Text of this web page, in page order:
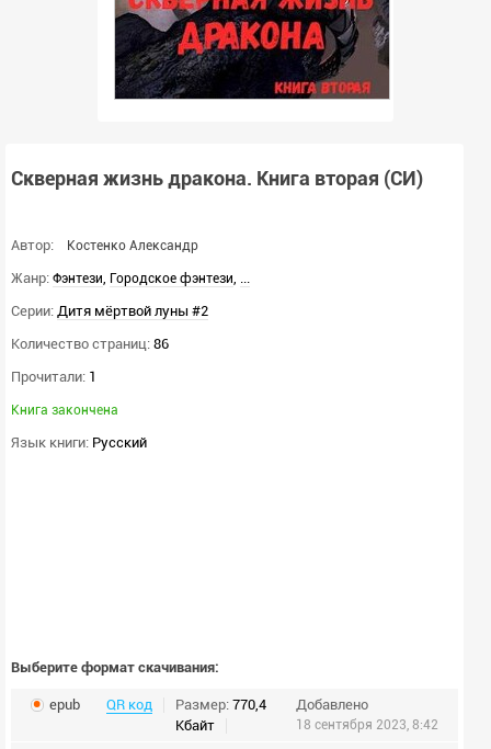
Скверная жизнь дракона. Книга вторая (СИ)
Автор: Костенко Александр
Жанр: Фэнтези, Городское фэнтези, ...
Серии: Дитя мёртвой луны #2
Количество страниц: 86
Прочитали: 1
Книга закончена
Язык книги: Русский
Выберите формат скачивания:
epub QR код Размер: 770,4
Кбайт
Добавлено
18 сентября 2023, 8:42